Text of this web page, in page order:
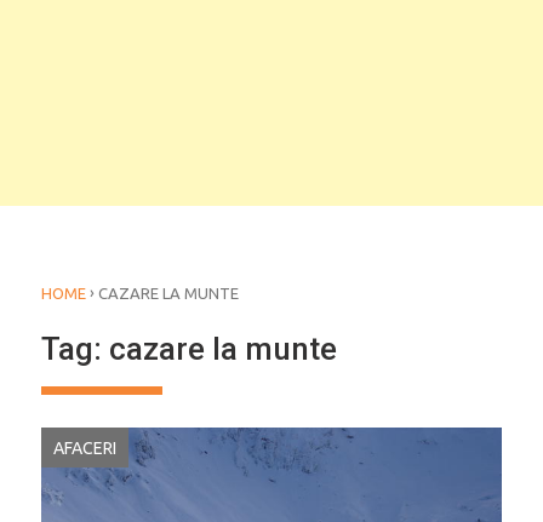
HOME › CAZARE LA MUNTE
Tag: cazare la munte
AFACERI